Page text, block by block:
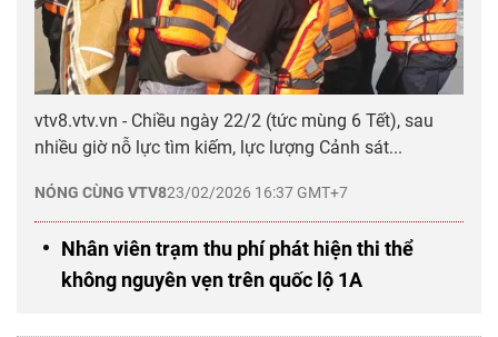
NÓNG CÙNG VTV823/02/2026 16:37 GMT+7
vtv8.vtv.vn - Chiều ngày 22/2 (tức mùng 6 Tết), sau
nhiều giờ nỗ lực tìm kiếm, lực lượng Cảnh sát...
Nhân viên trạm thu phí phát hiện thi thể
không nguyên vẹn trên quốc lộ 1A